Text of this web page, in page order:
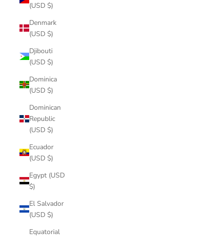
(USD $)
Denmark
(USD $)
Djibouti
(USD $)
Dominica
(USD $)
Dominican
Republic
(USD $)
Ecuador
(USD $)
Egypt (USD
$)
El Salvador
(USD $)
Equatorial